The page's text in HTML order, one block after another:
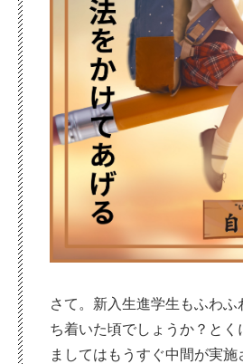
さて。新入生進学生もふわふ
ち着いた頃でしょうか？とく
ましてはもうすぐ中間が実施